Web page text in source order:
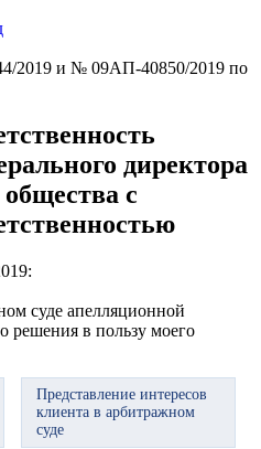
2019 и № 09АП-40850/2019 по
директора
с
суде апелляционной
решения в пользу моего
Представление интересов
клиента в арбитражном
суде